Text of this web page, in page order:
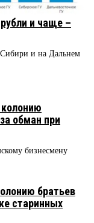
и чаще –
Сибири и на Дальнем
обман при
бизнесмену
братьев
старинных